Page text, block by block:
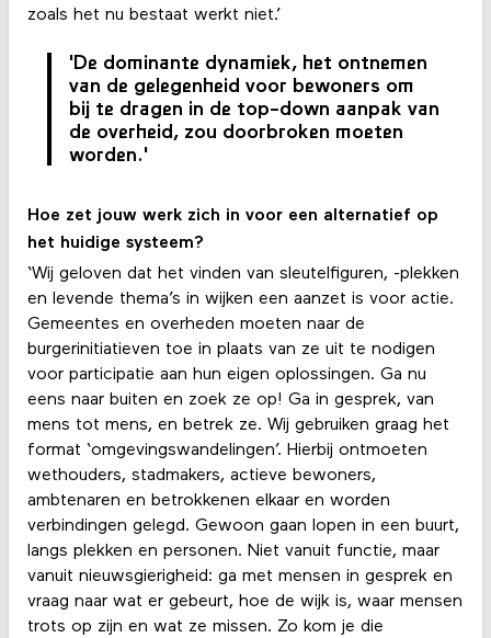
zoals het nu bestaat werkt niet.’
'De dominante dynamiek, het ontnemen
van de gelegenheid voor bewoners om
bij te dragen in de top-down aanpak van
de overheid, zou doorbroken moeten
worden.'
Hoe zet jouw werk zich in voor een alternatief op
het huidige systeem?
‘Wij geloven dat het vinden van sleutelfiguren, -plekken
en levende thema’s in wijken een aanzet is voor actie.
Gemeentes en overheden moeten naar de
burgerinitiatieven toe in plaats van ze uit te nodigen
voor participatie aan hun eigen oplossingen. Ga nu
eens naar buiten en zoek ze op! Ga in gesprek, van
mens tot mens, en betrek ze. Wij gebruiken graag het
format ‘omgevingswandelingen’. Hierbij ontmoeten
wethouders, stadmakers, actieve bewoners,
ambtenaren en betrokkenen elkaar en worden
verbindingen gelegd. Gewoon gaan lopen in een buurt,
langs plekken en personen. Niet vanuit functie, maar
vanuit nieuwsgierigheid: ga met mensen in gesprek en
vraag naar wat er gebeurt, hoe de wijk is, waar mensen
trots op zijn en wat ze missen. Zo kom je die